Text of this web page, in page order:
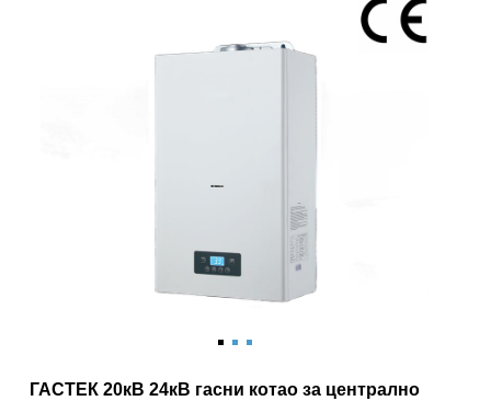
ГАСТЕК 20кВ 24кВ гасни котао за централно